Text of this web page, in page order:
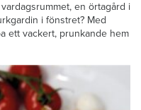
en örtagård i
i fönstret? Med
ett vackert, prunkande hem